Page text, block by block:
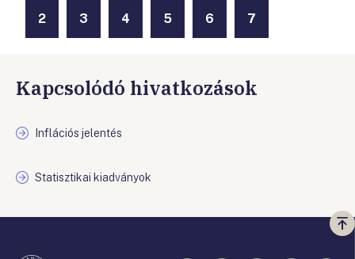
2 3 4 5 6 7
Kapcsolódó hivatkozások
Inflációs jelentés
Statisztikai kiadványok
a